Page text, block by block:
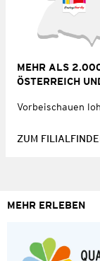
MEHR ALS
ÖSTERREICH
Vorbeischauen
ZUM
MEHR ERLEBEN